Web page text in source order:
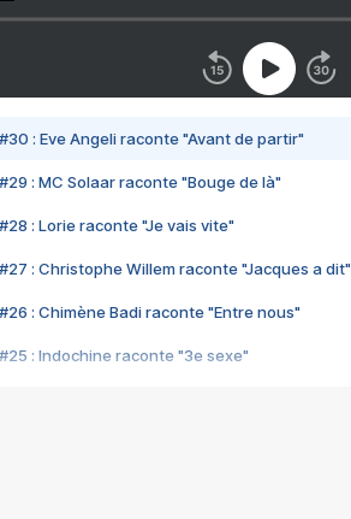
#30 : Eve Angeli raconte "Avant de partir"
#29 : MC Solaar raconte "Bouge de là"
#28 : Lorie raconte "Je vais vite"
#27 : Christophe Willem raconte "Jacques a dit"
#26 : Chimène Badi raconte "Entre nous"
#25 : Indochine raconte "3e sexe"